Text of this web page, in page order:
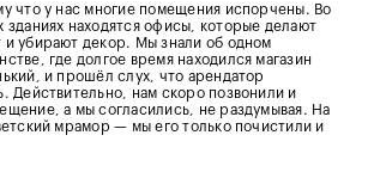
что у нас многие помещения испорчены. Во
зданиях находятся офисы, которые делают
и убирают декор. Мы знали об одном
где долгое время находился магазин
и прошёл слух, что арендатор
Действительно, нам скоро позвонили и
а мы согласились, не раздумывая. На
мрамор — мы его только почистили и